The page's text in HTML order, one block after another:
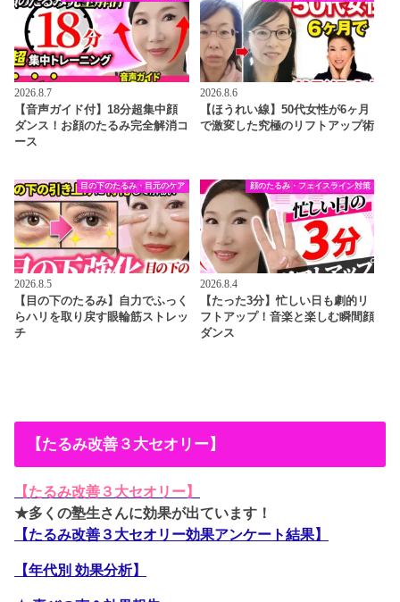
2026.8.7
【音声ガイド付】18分超集中顔
ダンス！お顔のたるみ完全解消コ
ース
2026.8.6
【ほうれい線】50代女性が6ヶ月
で激変した究極のリフトアップ術
目の下のたるみ・目元のケア
2026.8.5
【目の下のたるみ】自力でふっく
らハリを取り戻す眼輪筋ストレッ
チ
顔のたるみ・フェイスライン対策
2026.8.4
【たった3分】忙しい日も劇的リ
フトアップ！音楽と楽しむ瞬間顔
ダンス
【たるみ改善３大セオリー】
【たるみ改善３大セオリー】
★多くの塾生さんに効果が出ています！
【たるみ改善３大セオリー効果アンケート結果】
【年代別 効果分析】